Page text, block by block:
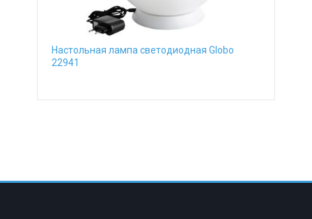
гостиная
кафе
Размеры
Макс. мощность общая
Настольная лампа светодиодная Globo
22941